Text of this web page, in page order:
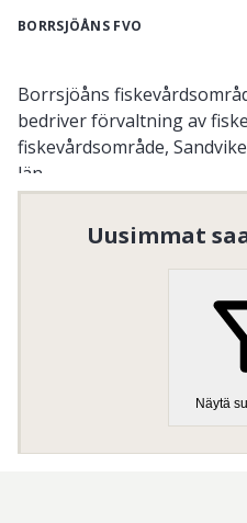
BORRSJÖÅNS FVO
Borrsjöåns
bedriver förvaltning av
fiskevårdsområde,
län.
fiskevård, förvaltning av
intressen samt upplåtelse
Uusimmat
Näytä